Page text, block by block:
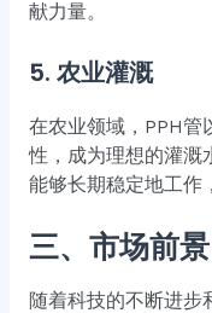
献力量。
5. 农业灌溉
在农业领域，PPH管
性，成为理想的灌溉
能够长期稳定地工作
三、市场前
随着科技的不断进步